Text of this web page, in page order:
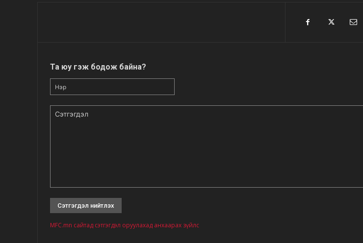
Та юу гэж бодож байна?
MFC.mn сайтад сэтгэгдэл оруулахад анхаарах зүйлс